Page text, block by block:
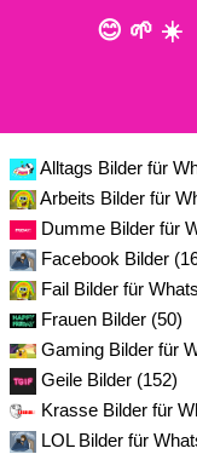
😊 🌱 ☀️
Alltags Bilder für
Arbeits Bilder für
Dumme Bilder für
Facebook Bilder
Fail Bilder für
Frauen Bilder (50)
Gaming Bilder für
Geile Bilder (152)
Krasse Bilder für
LOL Bilder für